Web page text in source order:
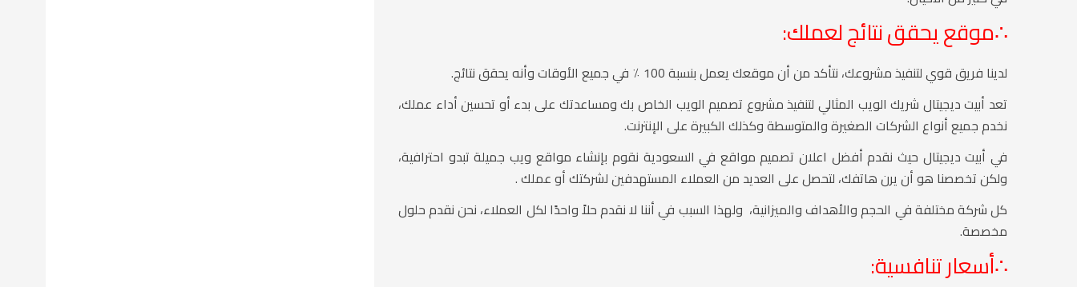
∴موقع يحقق نتائج لعملك:
لدينا فريق قوي لتنفيذ مشروعك، نتأكد من أن موقعك يعمل بنسبة 100 ٪ في جميع الأوقات وأنه يحقق نتائج.
تعد أبيت ديجيتال شريك الويب المثالي لتنفيذ مشروع تصميم الويب الخاص بك ومساعدتك على بدء أو تحسين أداء عملك،
نخدم جميع أنواع الشركات الصغيرة والمتوسطة وكذلك الكبيرة على الإنترنت.
في أبيت ديجيتال حيث نقدم أفضل اعلان تصميم مواقع في السعودية نقوم بإنشاء مواقع ويب جميلة تبدو احترافية،
ولكن تخصصنا هو أن يرن هاتفك، لتحصل على العديد من العملاء المستهدفين لشركتك أو عملك .
كل شركة مختلفة في الحجم والأهداف والميزانية، ولهذا السبب في أننا لا نقدم حلاً واحدًا لكل العملاء، نحن نقدم حلول
مخصصة.
∴أسعار تنافسية: